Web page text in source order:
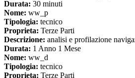
Durata: 30 minuti
Nome: ww_p
Tipologia: tecnico
Proprieta: Terze Parti
Descrizione: analisi e profilazione
Durata: 1 Anno 1 Mese
Nome: ww_d
Tipologia: tecnico
Proprieta: Terze Parti